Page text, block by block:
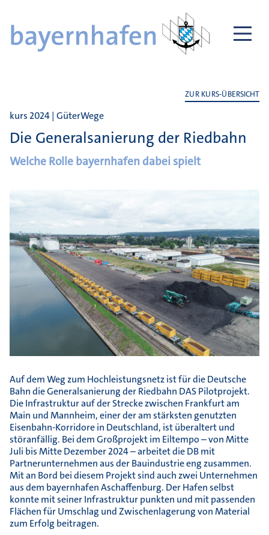
ZUR KURS-ÜBERSICHT
kurs 2024 | GüterWege
Die Generalsanierung der Riedbahn
Welche Rolle bayernhafen dabei spielt
Auf dem Weg zum Hochleistungsnetz ist für die Deutsche
Bahn die Generalsanierung der Riedbahn DAS Pilotprojekt.
Die Infrastruktur auf der Strecke zwischen Frankfurt am
Main und Mannheim, einer der am stärksten genutzten
Eisenbahn-Korridore in Deutschland, ist überaltert und
störanfällig. Bei dem Großprojekt im Eiltempo – von Mitte
Juli bis Mitte Dezember 2024 – arbeitet die DB mit
Partnerunternehmen aus der Bauindustrie eng zusammen.
Mit an Bord bei diesem Projekt sind auch zwei Unternehmen
aus dem bayernhafen Aschaffenburg. Der Hafen selbst
konnte mit seiner Infrastruktur punkten und mit passenden
Flächen für Umschlag und Zwischenlagerung von Material
zum Erfolg beitragen.